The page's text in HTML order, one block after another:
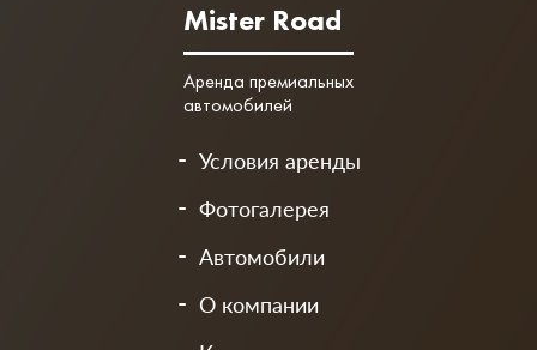
Mister Road
Аренда премиальных
автомобилей
Условия аренды
Фотогалерея
Автомобили
О компании